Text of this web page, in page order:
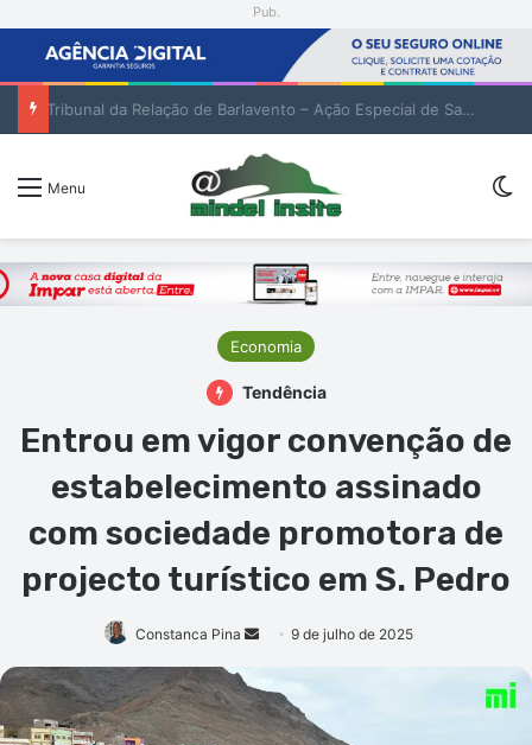
Pub.
Menu
Economia
Tendência
Entrou em vigor convenção de
estabelecimento assinado
com sociedade promotora de
projecto turístico em S. Pedro
Constanca Pina
Mande
e-
mail
9 de julho de 2025